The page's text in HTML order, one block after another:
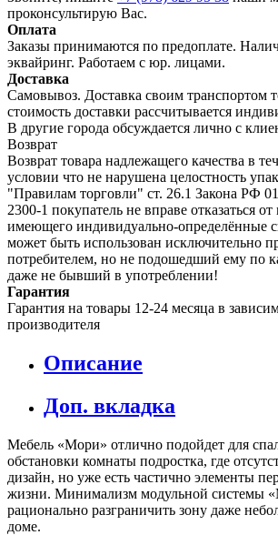
проконсультирую Вас.
Оплата
Заказы принимаются по предоплате.
эквайринг. Работаем с юр. лицами.
Доставка
Самовывоз. Доставка своим транспортом
стоимость доставки рассчитывается
В другие города обсуждается лично с
Возврат
Возврат товара надлежащего качества в
условии что не нарушена целостность
"Правилам торговли" ст. 26.1 Закона РФ
2300-1 покупатель не вправе отказаться
имеющего индивидуально-определённые
может быть использован исключительно
потребителем, но не подошедший eмy по
даже не бывший в употреблении!
Гарантия
Гарантия на товары 12-24 месяца в
производителя
Описание
Доп. вкладка
Мебель «Мори» отлично подойдет для
обстановки комнаты подростка, где
дизайн, но уже есть частично элементы
жизни. Минимализм модульной системы
рационально разграничить зону даже
доме.